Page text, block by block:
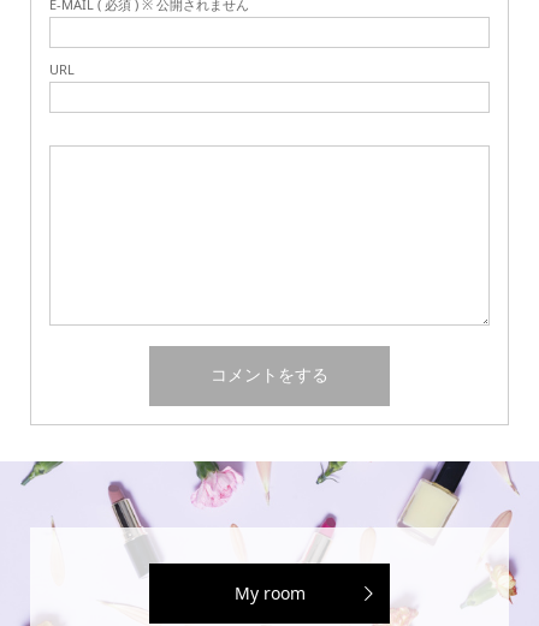
E-MAIL ( 必須 ) ※ 公開されません
URL
My room